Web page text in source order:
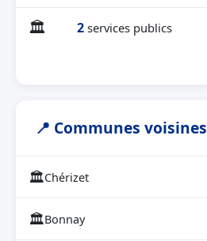
🏛 2 services publics
📍 Communes voisines
🏛Chérizet
🏛Bonnay